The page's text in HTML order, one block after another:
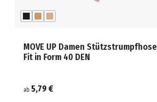
MOVE UP Damen Stützstrumpfhose
Fit in Form 40 DEN
ab 5,79 €